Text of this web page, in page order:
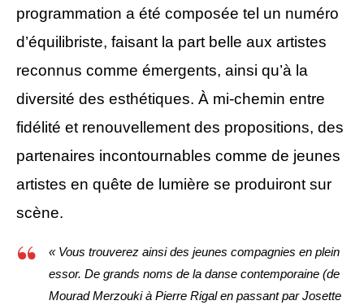
programmation a été composée tel un numéro
d’équilibriste, faisant la part belle aux artistes
reconnus comme émergents, ainsi qu’à la
diversité des esthétiques. À mi-chemin entre
fidélité et renouvellement des propositions, des
partenaires incontournables comme de jeunes
artistes en quête de lumière se produiront sur
scène.
« Vous trouverez ainsi des jeunes compagnies en plein
essor. De grands noms de la danse contemporaine (de
Mourad Merzouki à Pierre Rigal en passant par Josette